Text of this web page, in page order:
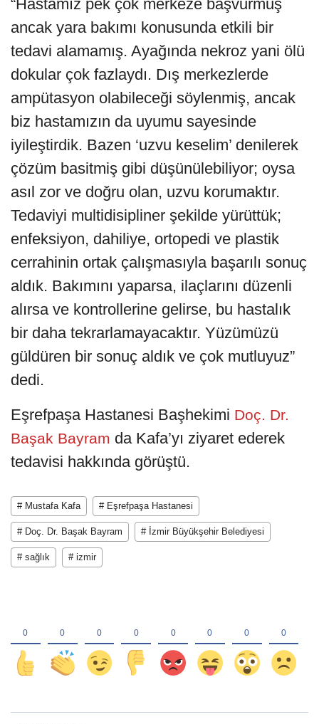
“Hastamız pek çok merkeze başvurmuş
ancak yara bakımı konusunda etkili bir
tedavi alamamış. Ayağında nekroz yani ölü
dokular çok fazlaydı. Dış merkezlerde
ampütasyon olabileceği söylenmiş, ancak
biz hastamızın da uyumu sayesinde
iyileştirdik. Bazen ‘uzvu keselim’ denilerek
çözüm basitmiş gibi düşünülebiliyor; oysa
asıl zor ve doğru olan, uzvu korumaktır.
Tedaviyi multidisipliner şekilde yürüttük;
enfeksiyon, dahiliye, ortopedi ve plastik
cerrahinin ortak çalışmasıyla başarılı sonuç
aldık. Bakımını yaparsa, ilaçlarını düzenli
alırsa ve kontrollerine gelirse, bu hastalık
bir daha tekrarlamayacaktır. Yüzümüzü
güldüren bir sonuç aldık ve çok mutluyuz”
dedi.
Eşrefpaşa Hastanesi Başhekimi Doç. Dr.
Başak Bayram da Kafa’yı ziyaret ederek
tedavisi hakkında görüştü.
# Mustafa Kafa # Eşrefpaşa Hastanesi
# Doç. Dr. Başak Bayram # İzmir Büyükşehir Belediyesi
# sağlık # izmir